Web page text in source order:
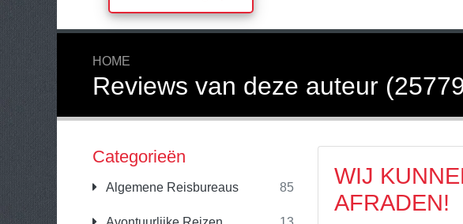
HOME
Reviews van deze auteur
Categorieën
Algemene Reisbureaus 85
WIJ
AFRADEN!